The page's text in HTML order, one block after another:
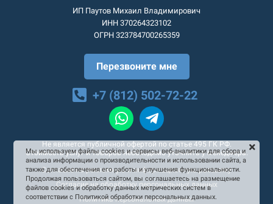
ИП Паутов Михаил Владимирович
ИНН 370264323102
ОГРН 323784700265359
Перезвоните мне
+7 (812) 502-72-22
Не является публичной офертой по статье 495 ГК РФ.
Стоимость услуг и товаров необходимо уточнять у менеджера.
Согласие на рекламную и информационную рассылку
Согласие на обработку персональных данных
Политика персональных данных
Мы используем файлы cookies и сервисы веб-аналитики для сбора и
анализа информации о производительности и использовании сайта, а
также для обеспечения его работы и улучшения функциональности.
Продолжая пользоваться сайтом, вы соглашаетесь на размещение
файлов cookies и обработку данных метрических систем в
соответствии с Политикой обработки персональных данных.